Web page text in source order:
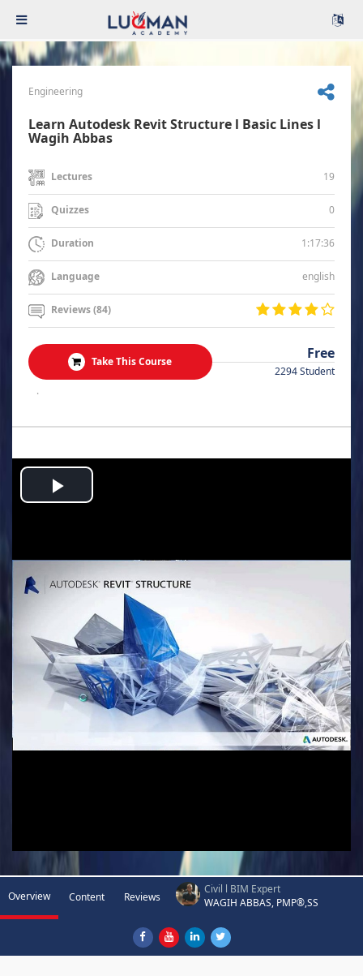
Engineering
Learn Autodesk Revit Structure l Basic Lines l
Wagih Abbas
Lectures 19
Quizzes 0
Duration 1:17:36
Language english
Reviews (84)
Take This Course Free
2294 Student
.
Play
Overview Content Reviews
Civil l BIM Expert
WAGIH ABBAS, PMP®,SS